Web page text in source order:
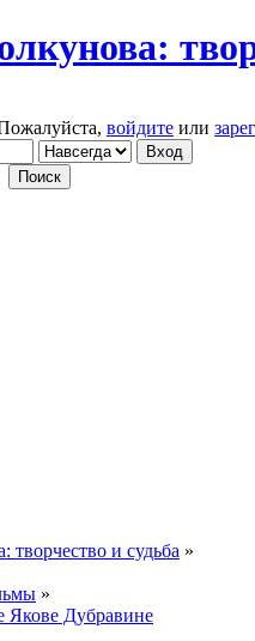
войдите или
творчество и судьба »
»
Якове Дубравине